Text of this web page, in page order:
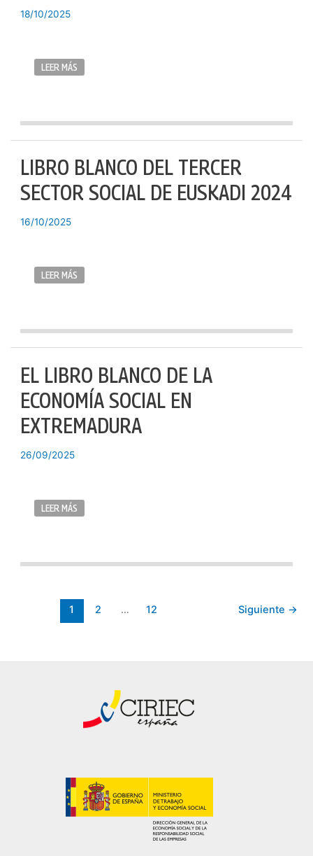
18/10/2025
LEER MÁS
LIBRO BLANCO DEL TERCER
SECTOR SOCIAL DE EUSKADI 2024
16/10/2025
LEER MÁS
EL LIBRO BLANCO DE LA
ECONOMÍA SOCIAL EN
EXTREMADURA
26/09/2025
LEER MÁS
1 2 … 12 Siguiente →